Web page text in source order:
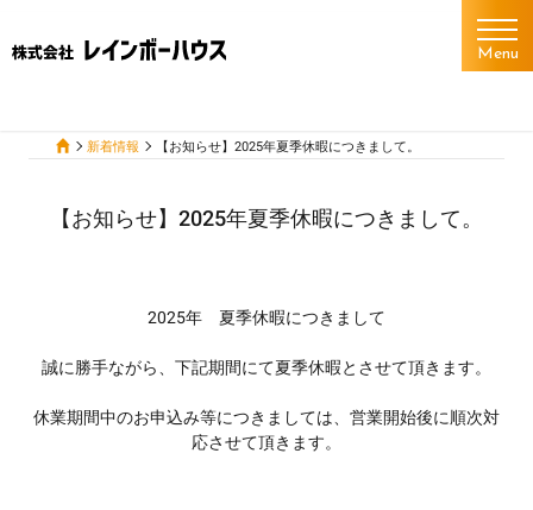
Menu
新着情報 【お知らせ】2025年夏季休暇につきまして。
【お知らせ】2025年夏季休暇につきまして。
2025年 夏季休暇につきまして
誠に勝手ながら、下記期間にて夏季休暇とさせて頂きます。
休業期間中のお申込み等につきましては、営業開始後に順次対
応させて頂きます。